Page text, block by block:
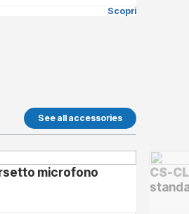
Scopri
See all accessories
microfono
CS-